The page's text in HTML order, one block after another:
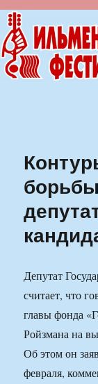
Депутат
считает, что
главы фонда
Ройзмана на
Об этом он
февраля,